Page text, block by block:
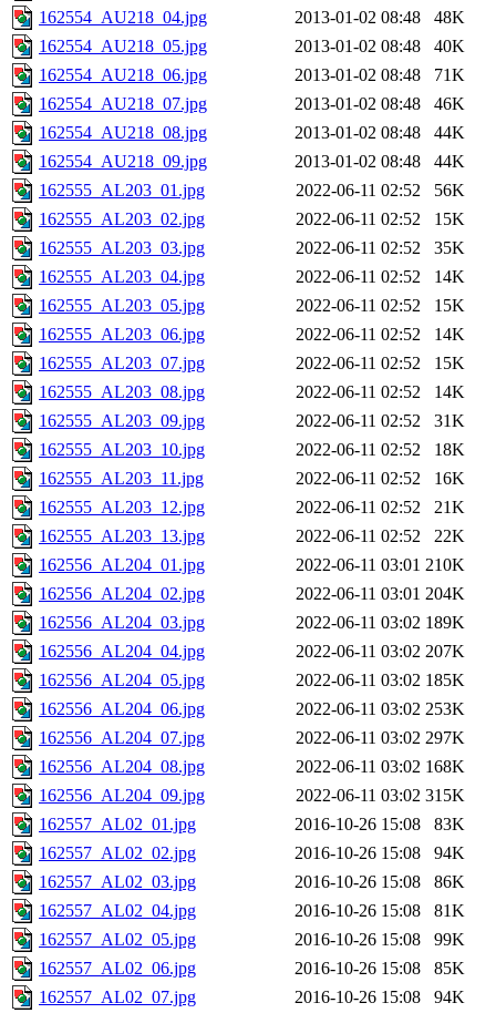
162554_AU218_04.jpg
2013-01-02 08:48
48K
162554_AU218_05.jpg
2013-01-02 08:48
40K
162554_AU218_06.jpg
2013-01-02 08:48
71K
162554_AU218_07.jpg
2013-01-02 08:48
46K
162554_AU218_08.jpg
2013-01-02 08:48
44K
162554_AU218_09.jpg
2013-01-02 08:48
44K
162555_AL203_01.jpg
2022-06-11 02:52
56K
162555_AL203_02.jpg
2022-06-11 02:52
15K
162555_AL203_03.jpg
2022-06-11 02:52
35K
162555_AL203_04.jpg
2022-06-11 02:52
14K
162555_AL203_05.jpg
2022-06-11 02:52
15K
162555_AL203_06.jpg
2022-06-11 02:52
14K
162555_AL203_07.jpg
2022-06-11 02:52
15K
162555_AL203_08.jpg
2022-06-11 02:52
14K
162555_AL203_09.jpg
2022-06-11 02:52
31K
162555_AL203_10.jpg
2022-06-11 02:52
18K
162555_AL203_11.jpg
2022-06-11 02:52
16K
162555_AL203_12.jpg
2022-06-11 02:52
21K
162555_AL203_13.jpg
2022-06-11 02:52
22K
162556_AL204_01.jpg
2022-06-11 03:01 210K
162556_AL204_02.jpg
2022-06-11 03:01 204K
162556_AL204_03.jpg
2022-06-11 03:02 189K
162556_AL204_04.jpg
2022-06-11 03:02 207K
162556_AL204_05.jpg
2022-06-11 03:02 185K
162556_AL204_06.jpg
2022-06-11 03:02 253K
162556_AL204_07.jpg
2022-06-11 03:02 297K
162556_AL204_08.jpg
2022-06-11 03:02 168K
162556_AL204_09.jpg
2022-06-11 03:02 315K
162557_AL02_01.jpg
2016-10-26 15:08
83K
162557_AL02_02.jpg
2016-10-26 15:08
94K
162557_AL02_03.jpg
2016-10-26 15:08
86K
162557_AL02_04.jpg
2016-10-26 15:08
81K
162557_AL02_05.jpg
2016-10-26 15:08
99K
162557_AL02_06.jpg
2016-10-26 15:08
85K
162557_AL02_07.jpg
2016-10-26 15:08
94K